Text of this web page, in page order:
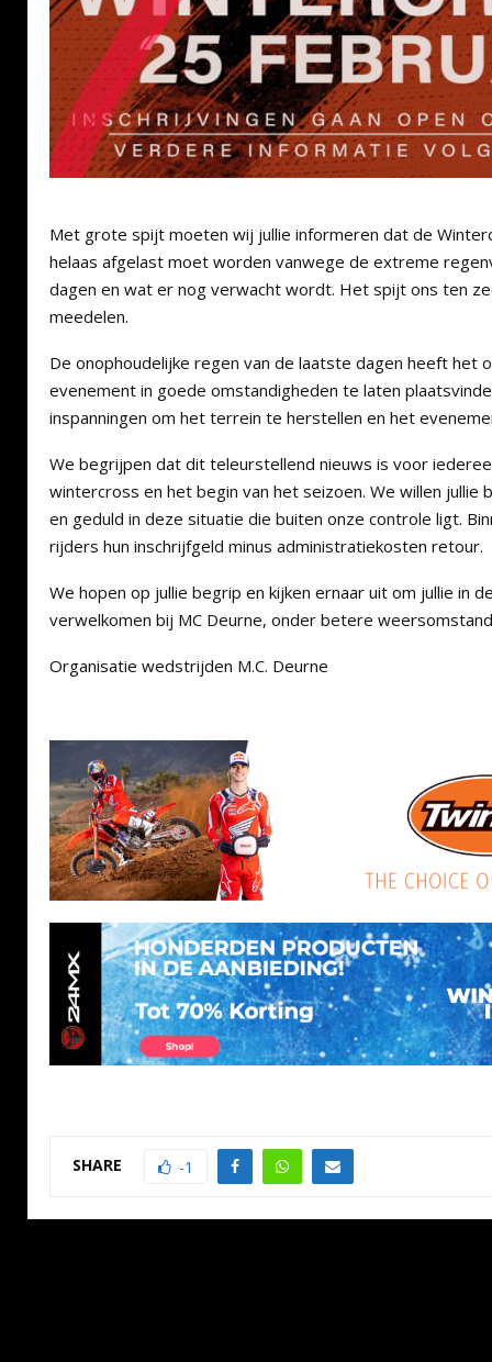
Met grote spijt moeten wij jullie informeren dat de
helaas afgelast moet worden vanwege de extreme
dagen en wat er nog verwacht wordt. Het spijt ons ten
meedelen.
De onophoudelijke regen van de laatste dagen heeft het
evenement in goede omstandigheden te laten
inspanningen om het terrein te herstellen en het
We begrijpen dat dit teleurstellend nieuws is voor
wintercross en het begin van het seizoen. We willen jullie
en geduld in deze situatie die buiten onze controle ligt.
rijders hun inschrijfgeld minus administratiekosten retour.
We hopen op jullie begrip en kijken ernaar uit om jullie in
verwelkomen bij MC Deurne, onder betere
Organisatie wedstrijden M.C. Deurne
SHARE -1